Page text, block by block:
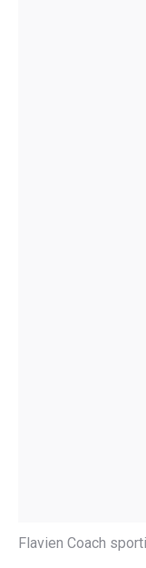
Flavien Coach